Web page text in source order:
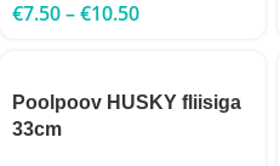
€7.50–€10.50
Poolpoov HUSKY fliisiga
33cm